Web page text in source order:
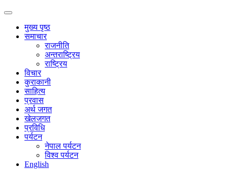
मुख्य पृष्ठ
समाचार
राजनीति
अन्तराष्ट्रिय
राष्ट्रिय
विचार
कुराकानी
साहित्य
प्रवास
अर्थ जगत
खेलजगत
प्रविधि
पर्यटन
नेपाल पर्यटन
विश्व पर्यटन
English